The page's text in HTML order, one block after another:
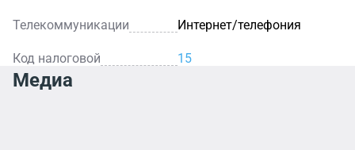
Телекоммуникации Интернет/телефония
Код налоговой 15
Медиа